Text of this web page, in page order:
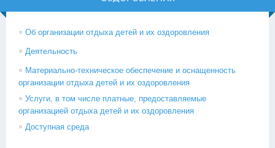
Об организации отдыха детей и их оздоровления
Деятельность
Материально-техническое обеспечение и оснащенность
организации отдыха детей и их оздоровления
Услуги, в том числе платные, предоставляемые
организацией отдыха детей и их оздоровления
Доступная среда